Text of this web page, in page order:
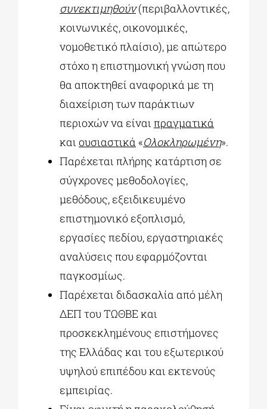
συνεκτιμηθούν(περιβαλλοντικές,
κοινωνικές, οικονομικές,
νομοθετικό πλαίσιο), με απώτερο
στόχο η επιστημονική γνώση που
θα αποκτηθεί αναφορικά με τη
διαχείριση των παράκτιων
περιοχών να είναι πραγματικά
και ουσιαστικά «Ολοκληρωμένη».
Παρέχεται πλήρης κατάρτιση σε
σύγχρονες μεθοδολογίες,
μεθόδους, εξειδικευμένο
επιστημονικό εξοπλισμό,
εργασίες πεδίου, εργαστηριακές
αναλύσεις που εφαρμόζονται
παγκοσμίως.
Παρέχεται διδασκαλία από μέλη
ΔΕΠ του ΤΩΘΒΕ και
προσκεκλημένους επιστήμονες
της Ελλάδας και του εξωτερικού
υψηλού επιπέδου και εκτενούς
εμπειρίας.